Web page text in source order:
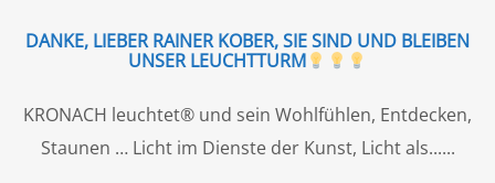
DANKE, LIEBER RAINER KOBER, SIE SIND UND BLEIBEN
UNSER LEUCHTTURM
KRONACH leuchtet® und sein Wohlfühlen, Entdecken,
Staunen … Licht im Dienste der Kunst, Licht als...